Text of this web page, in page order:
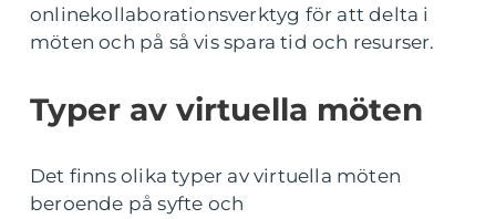
onlinekollaborationsverktyg för att delta i
möten och på så vis spara tid och resurser.
Typer av virtuella möten
Det finns olika typer av virtuella möten
beroende på syfte och